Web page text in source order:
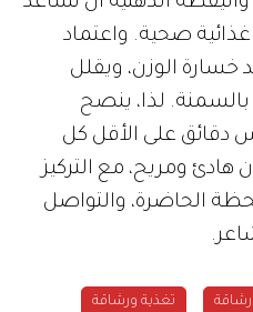
صحية. واعتماد
خسارة الوزن، ويقلل
بالسمنة. لذا، ينصح
دقائق على الأقل كل
ومريح، مع التركيز
الحاضرة، والتواصل
رشاقة تغذية ورشاقة